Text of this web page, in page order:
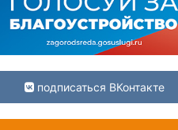
подписаться ВКонтакте